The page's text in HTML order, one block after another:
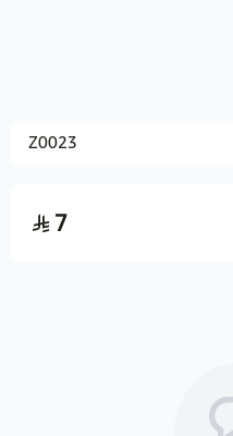
Z0023
7